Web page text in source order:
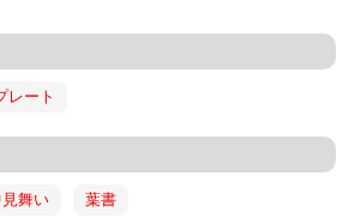
レート
舞い 葉書